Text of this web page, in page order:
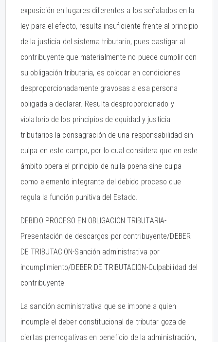
exposición en lugares diferentes a los señalados en la
ley para el efecto, resulta insuficiente frente al principio
de la justicia del sistema tributario, pues castigar al
contribuyente que materialmente no puede cumplir con
su obligación tributaria, es colocar en condiciones
desproporcionadamente gravosas a esa persona
obligada a declarar. Resulta desproporcionado y
violatorio de los principios de equidad y justicia
tributarios la consagración de una responsabilidad sin
culpa en este campo, por lo cual considera que en este
ámbito opera el principio de nulla poena sine culpa
como elemento integrante del debido proceso que
regula la función punitiva del Estado.
DEBIDO PROCESO EN OBLIGACION TRIBUTARIA-
Presentación de descargos por contribuyente/DEBER
DE TRIBUTACION-Sanción administrativa por
incumplimiento/DEBER DE TRIBUTACION-Culpabilidad del
contribuyente
La sanción administrativa que se impone a quien
incumple el deber constitucional de tributar goza de
ciertas prerrogativas en beneficio de la administración,